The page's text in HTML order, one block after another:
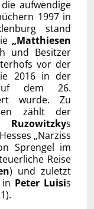
aufwendige
1997 in
stand
„Matthiesen
und Besitzer
vor der
2016 in der
dem 26.
wurde. Zu
zählt der
s
„Narziss
Sprengel im
Reise
) und zuletzt
Peter Luisis